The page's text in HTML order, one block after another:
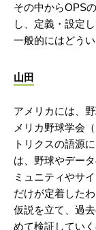
その中からOPS
し、定義・設定
一般的にはどう
山田
アメリカには、
メリカ野球学会
トリクスの語源
は、野球やデー
ミュニティやサ
だけが定着した
仮説を立て、過
めて検証してい